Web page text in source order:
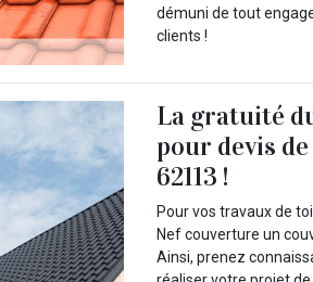
démuni de tout
clients !
La gratuité
pour devis
62113 !
Pour vos travaux de
Nef couverture un
Ainsi, prenez